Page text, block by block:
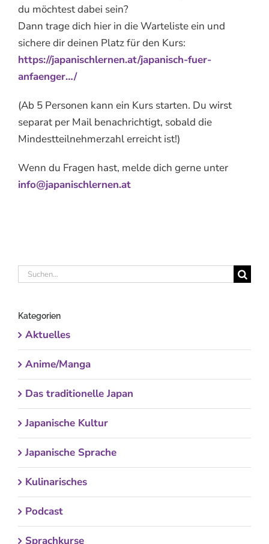
du möchtest dabei sein?
Dann trage dich hier in die Warteliste ein und
sichere dir deinen Platz für den Kurs:
https://japanischlernen.at/japanisch-fuer-
anfaenger…/
(Ab 5 Personen kann ein Kurs starten. Du wirst
separat per Mail benachrichtigt, sobald die
Mindestteilnehmerzahl erreicht ist!)
Wenn du Fragen hast, melde dich gerne unter
info@japanischlernen.at
Suche
Kategorien
Aktuelles
Anime/Manga
Das traditionelle Japan
Japanische Kultur
Japanische Sprache
Kulinarisches
Podcast
Sprachkurse